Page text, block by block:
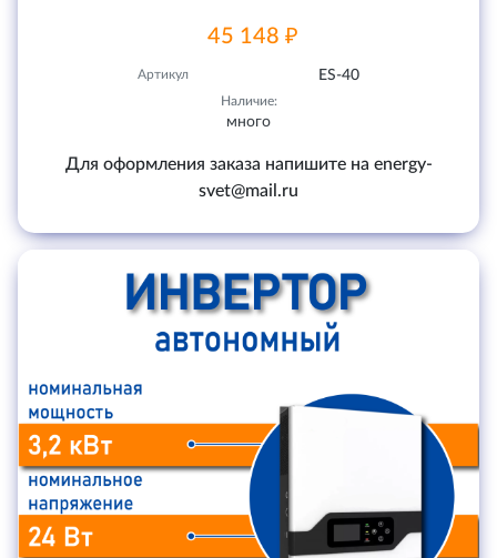
45 148 ₽
Артикул ES-40
Наличие:
много
Для оформления заказа напишите на energy-
svet@mail.ru